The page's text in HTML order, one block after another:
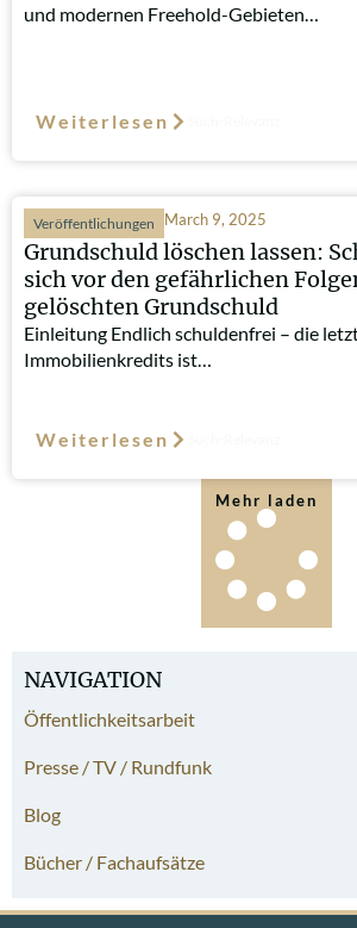
NAVIGATION
Öffentlichkeitsarbeit
Presse / TV / Rundfunk
Blog
Bücher / Fachaufsätze
und modernen Freehold-Gebieten…
Weiterlesen
Veröffentlichungen March 9, 2025
Grundschuld löschen lassen:
sich vor den gefährlichen
gelöschten Grundschuld
Einleitung Endlich schuldenfrei – die
Immobilienkredits ist…
Weiterlesen
Mehr laden